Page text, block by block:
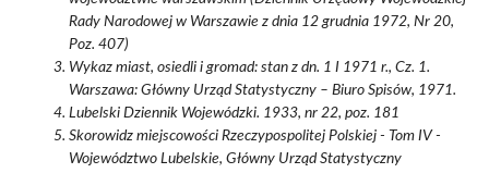
Rady Narodowej w Warszawie z dnia 12 grudnia 1972, Nr 20,
Poz. 407)
Wykaz miast, osiedli i gromad: stan z dn. 1 I 1971 r., Cz. 1.
Warszawa: Główny Urząd Statystyczny – Biuro Spisów, 1971.
Lubelski Dziennik Wojewódzki. 1933, nr 22, poz. 181
Skorowidz miejscowości Rzeczypospolitej Polskiej - Tom IV -
Województwo Lubelskie, Główny Urząd Statystyczny